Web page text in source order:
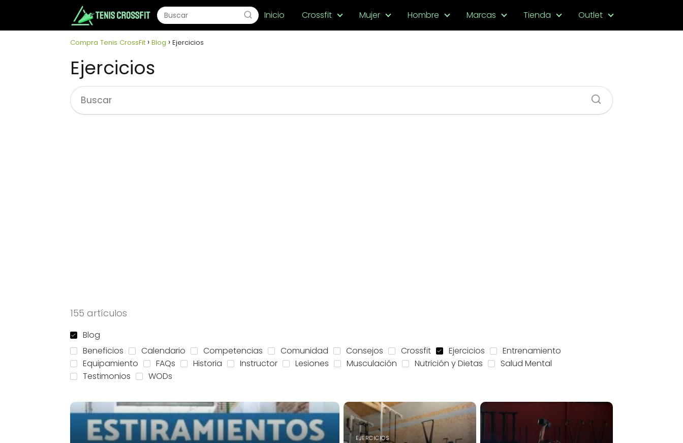
Inicio Crossfit Mujer Hombre Marcas Tienda Outlet
Compra Tenis CrossFit Blog Ejercicios
Ejercicios
155 artículos
Blog
Beneficios
Calendario Competencias Comunidad Consejos Crossfit Ejercicios
Entrenamiento
Equipamiento
FAQs Historia Instructor Lesiones Musculación Nutrición y Dietas
Salud Mental
Testimonios
WODs
EJERCICIOS